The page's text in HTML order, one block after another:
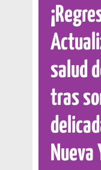
salud
tras
Nueva